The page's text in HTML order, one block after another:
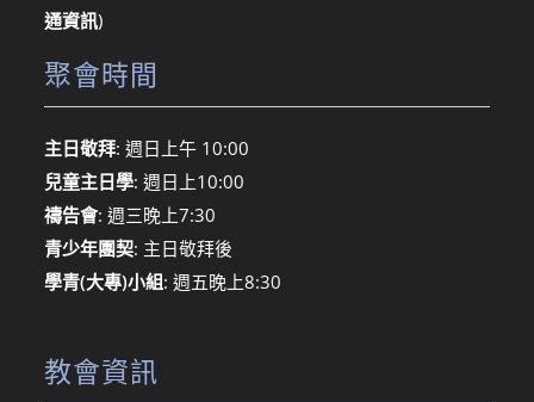
通資訊)
聚會時間
主日敬拜: 週日上午 10:00
兒童主日學: 週日上10:00
禱告會: 週三晚上7:30
青少年團契: 主日敬拜後
學青(大專)小組: 週五晚上8:30
教會資訊